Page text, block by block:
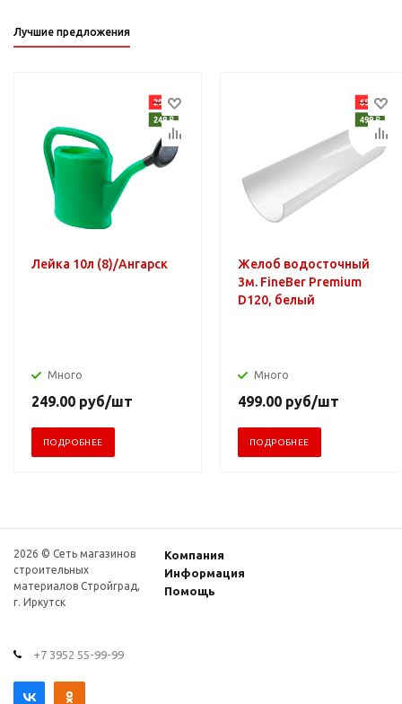
Лучшие предложения
Лейка 10л (8)/Ангарск
Много
249.00 руб/шт
ПОДРОБНЕЕ
Желоб водосточный
3м. FineBer Premium
D120, белый
Много
499.00 руб/шт
ПОДРОБНЕЕ
2026 © Сеть магазинов
строительных
материалов Стройград,
г. Иркутск
Компания
Информация
Помощь
+7 3952 55-99-99